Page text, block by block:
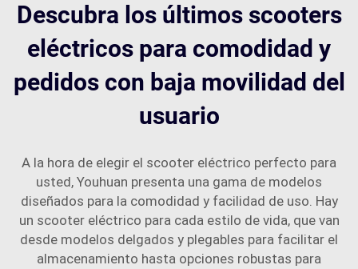
Descubra los últimos scooters
eléctricos para comodidad y
pedidos con baja movilidad del
usuario
A la hora de elegir el scooter eléctrico perfecto para
usted, Youhuan presenta una gama de modelos
diseñados para la comodidad y facilidad de uso. Hay
un scooter eléctrico para cada estilo de vida, que van
desde modelos delgados y plegables para facilitar el
almacenamiento hasta opciones robustas para